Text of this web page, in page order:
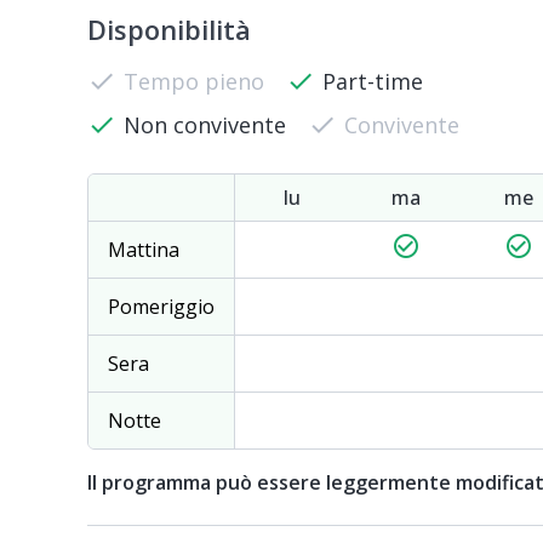
Disponibilità
check Tempo pieno check Part-time
check Non convivente check Convivente
lu ma me
Mattina
check_circle_outline check_circle_outline
Pomeriggio
Sera
Notte
Il programma può essere leggermente